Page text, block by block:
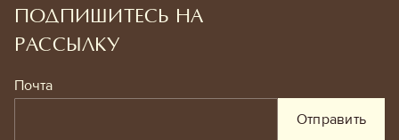
ПОДПИШИТЕСЬ НА
РАССЫЛКУ
Почта
Отправить